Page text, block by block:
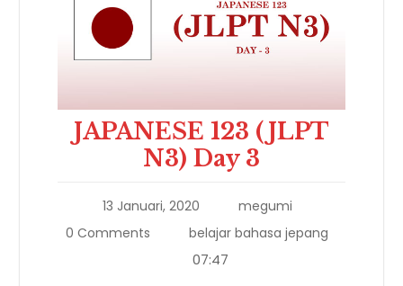
JAPANESE 123 (JLPT
N3) Day 3
13 Januari, 2020
megumi
0 Comments
belajar bahasa jepang
07:47